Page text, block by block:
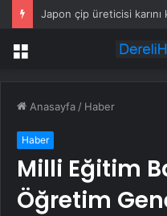
Japon çip üreticisi karını
Menü
Anasayfa / Haber
Haber
Milli Eğitim
Öğretim